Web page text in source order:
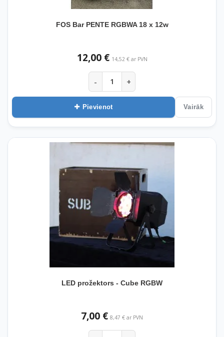
FOS Bar PENTE RGBWA 18 x 12w
12,00 € 14,52 € ar PVN
- +
Pievienot Vairāk
LED prožektors - Cube RGBW
7,00 € 8,47 € ar PVN